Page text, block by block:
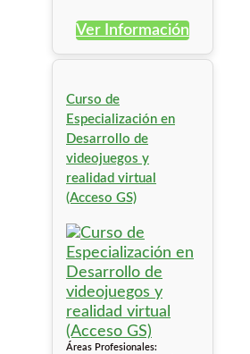
Ver Información
Curso de
Especialización en
Desarrollo de
videojuegos y
realidad virtual
(Acceso GS)
Áreas Profesionales: